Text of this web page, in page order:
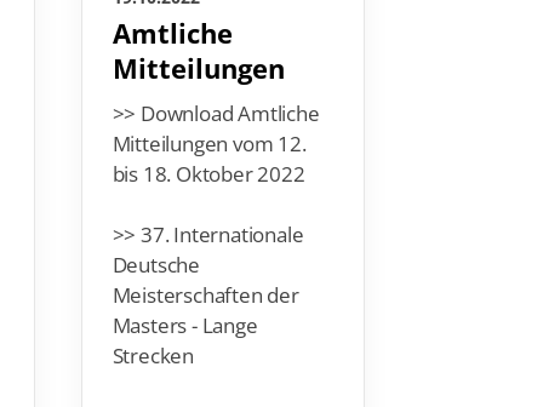
Amtliche
Mitteilungen
>> Download Amtliche
Mitteilungen vom 12.
bis 18. Oktober 2022
>> 37. Internationale
Deutsche
Meisterschaften der
Masters - Lange
Strecken